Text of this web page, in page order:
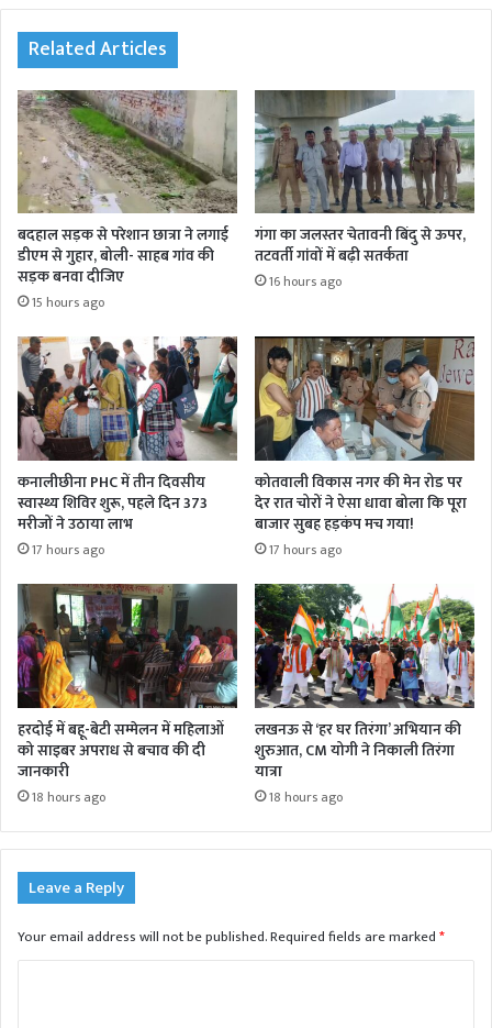
te oo
r
In am
Related Articles
बदहाल सड़क से परेशान छात्रा ने लगाई
डीएम से गुहार, बोली- साहब गांव की
सड़क बनवा दीजिए
15 hours ago
गंगा का जलस्तर चेतावनी बिंदु से ऊपर,
तटवर्ती गांवों में बढ़ी सतर्कता
16 hours ago
कनालीछीना PHC में तीन दिवसीय
स्वास्थ्य शिविर शुरू, पहले दिन 373
मरीजों ने उठाया लाभ
17 hours ago
कोतवाली विकास नगर की मेन रोड पर
देर रात चोरों ने ऐसा धावा बोला कि पूरा
बाजार सुबह हड़कंप मच गया!
17 hours ago
हरदोई में बहू-बेटी सम्मेलन में महिलाओं
को साइबर अपराध से बचाव की दी
जानकारी
18 hours ago
लखनऊ से ‘हर घर तिरंगा’ अभियान की
शुरुआत, CM योगी ने निकाली तिरंगा
यात्रा
18 hours ago
Leave a Reply
Your email address will not be published.Required fields are marked*